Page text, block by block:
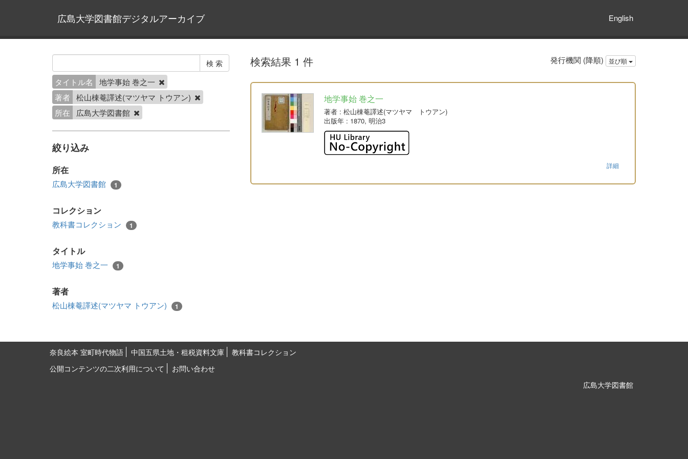
広島大学図書館デジタルアーカイブ English
タイトル名
地学事始 巻之一
著者
松山棟菴譯述(マツヤマ トウアン)
所在
広島大学図書館
絞り込み
所在
広島大学図書館 1
コレクション
教科書コレクション 1
タイトル
地学事始 巻之一 1
著者
松山棟菴譯述(マツヤマ トウアン) 1
検索結果 1 件 発行機関 (降順) 並び順
地学事始 巻之一
著者: 松山棟菴譯述(マツヤマ トウアン)
出版年: 1870, 明治3
詳細
奈良絵本 室町時代物語 中国五県土地・租税資料文庫
教科書コレクション
公開コンテンツの二次利用について
お問い合わせ
広島大学図書館